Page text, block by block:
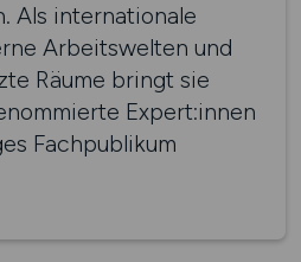
Als internationale
Arbeitswelten und
Räume bringt sie
Expert:innen
Fachpublikum